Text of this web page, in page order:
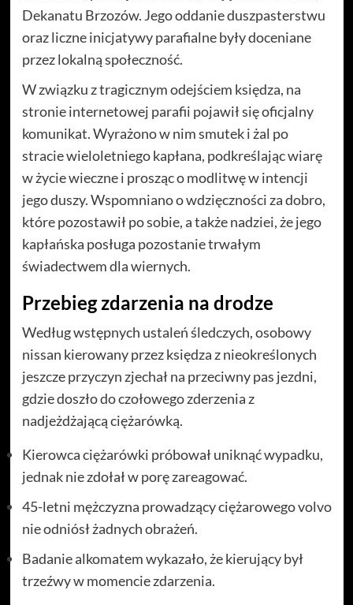
Dekanatu Brzozów. Jego oddanie duszpasterstwu
oraz liczne inicjatywy parafialne były doceniane
przez lokalną społeczność.
W związku z tragicznym odejściem księdza, na
stronie internetowej parafii pojawił się oficjalny
komunikat. Wyrażono w nim smutek i żal po
stracie wieloletniego kapłana, podkreślając wiarę
w życie wieczne i prosząc o modlitwę w intencji
jego duszy. Wspomniano o wdzięczności za dobro,
które pozostawił po sobie, a także nadziei, że jego
kapłańska posługa pozostanie trwałym
świadectwem dla wiernych.
Przebieg zdarzenia na drodze
Według wstępnych ustaleń śledczych, osobowy
nissan kierowany przez księdza z nieokreślonych
jeszcze przyczyn zjechał na przeciwny pas jezdni,
gdzie doszło do czołowego zderzenia z
nadjeżdżającą ciężarówką.
Kierowca ciężarówki próbował uniknąć wypadku,
jednak nie zdołał w porę zareagować.
45-letni mężczyzna prowadzący ciężarowego volvo
nie odniósł żadnych obrażeń.
Badanie alkomatem wykazało, że kierujący był
trzeźwy w momencie zdarzenia.